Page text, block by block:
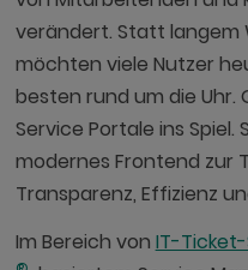
verändert. Statt langem
möchten viele Nutzer
besten rund um die Uhr.
Service Portale ins Spiel.
modernes Frontend zur
Transparenz, Effizienz
Im Bereich von IT-